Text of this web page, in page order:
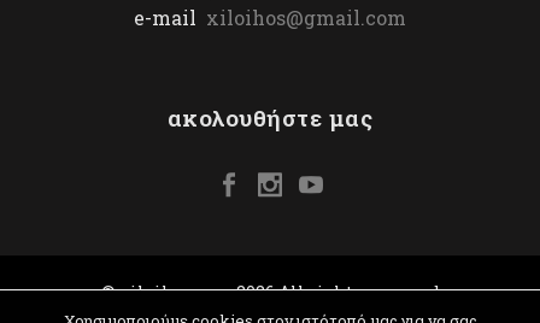
e-mail xiloihos@gmail.com
ακολουθήστε μας
© xiloihos.com 2026 All rights reserved